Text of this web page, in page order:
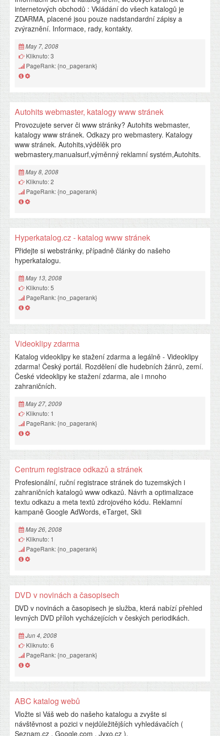
internetových obchodů : Vkládání do všech katalogů je
ZDARMA, placené jsou pouze nadstandardní zápisy a
zvýraznění. Informace, rady, kontakty.
May 7, 2008
Kliknuto: 3
PageRank: {no_pagerank}
Autohits webmaster, katalogy www stránek
Provozujete server či www stránky? Autohits webmaster,
katalogy www stránek. Odkazy pro webmastery. Katalogy
www stránek. Autohits,výdělěk pro
webmastery,manualsurf,výměnný reklamní systém,Autohits.
May 8, 2008
Kliknuto: 2
PageRank: {no_pagerank}
Hyperkatalog.cz - katalog www stránek
Přidejte si webstránky, případně články do našeho
hyperkatalogu.
May 13, 2008
Kliknuto: 5
PageRank: {no_pagerank}
Videoklipy zdarma
Katalog videoklipy ke stažení zdarma a legálně - Videoklipy
zdarma! Český portál. Rozdělení dle hudebních žánrů, zemí.
České videoklipy ke stažení zdarma, ale i mnoho
zahraničních.
May 27, 2009
Kliknuto: 1
PageRank: {no_pagerank}
Centrum registrace odkazů a stránek
Profesionální, ruční registrace stránek do tuzemských i
zahraničních katalogů www odkazů. Návrh a optimalizace
textu odkazu a meta textů zdrojového kódu. Reklamní
kampaně Google AdWords, eTarget, Skli
May 26, 2008
Kliknuto: 1
PageRank: {no_pagerank}
DVD v novinách a časopisech
DVD v novinách a časopisech je služba, která nabízí přehled
levných DVD příloh vycházejících v českých periodikách.
Jun 4, 2008
Kliknuto: 6
PageRank: {no_pagerank}
ABC katalog webů
Vložte si Váš web do našeho katalogu a zvyšte si
návštěvnost a pozici v nejdůležitějších vyhledávačích (
Seznam.cz , Google.com , Jyxo.cz ).